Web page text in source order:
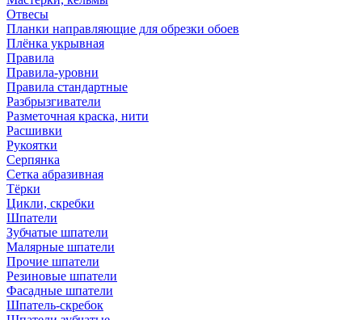
Отвесы
Планки направляющие для обрезки обоев
Плёнка укрывная
Правила
Правила-уровни
Правила стандартные
Разбрызгиватели
Разметочная краска, нити
Расшивки
Рукоятки
Серпянка
Сетка абразивная
Тёрки
Цикли, скребки
Шпатели
Зубчатые шпатели
Малярные шпатели
Прочие шпатели
Резиновые шпатели
Фасадные шпатели
Шпатель-скребок